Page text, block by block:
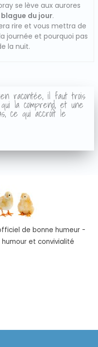
se lève aux aurores
du jour.
rire et vous mettra de
journée et pourquoi pas
la nuit.
racontée, il faut trois
la comprend, et une
ce qui accroît le
de bonne humeur -
et convivialité